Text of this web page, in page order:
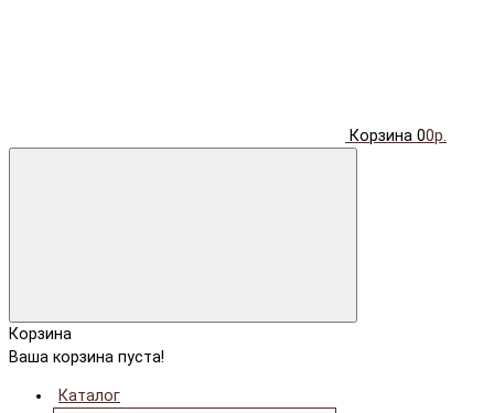
Корзина 00р.
Корзина
Ваша корзина пуста!
Каталог